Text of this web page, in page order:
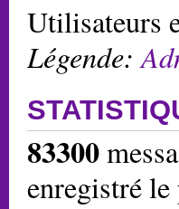
Utilisateurs
Légende:
83300
enregistré